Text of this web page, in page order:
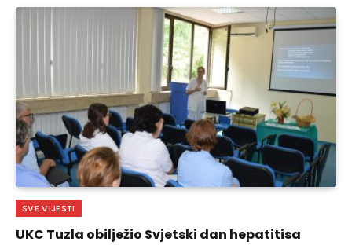
SVE VIJESTI
UKC Tuzla obilježio Svjetski dan hepatitisa